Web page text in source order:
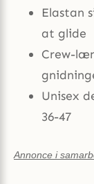
Elastan
at glide
Crew-
Unisex
36-47
Annonce i